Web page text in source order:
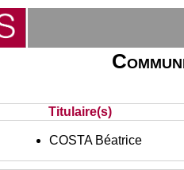
Titulaire(s)
COSTA Béatrice